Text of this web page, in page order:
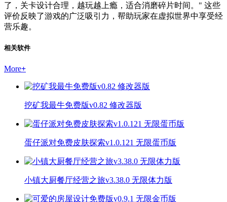
了，关卡设计合理，越玩越上瘾，适合消磨碎片时间。" 这些
评价反映了游戏的广泛吸引力，帮助玩家在虚拟世界中享受经
营乐趣。
相关软件
More+
挖矿我最牛免费版v0.82 修改器版
蛋仔派对免费皮肤探索v1.0.121 无限蛋币版
小镇大厨餐厅经营之旅v3.38.0 无限体力版